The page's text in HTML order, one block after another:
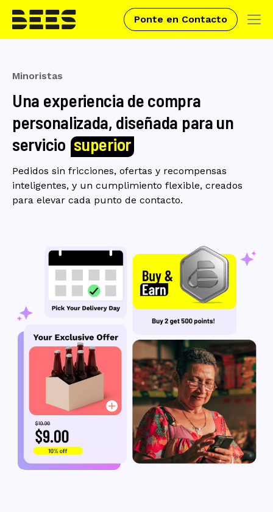
content
Ponte en Contacto
Minoristas
Una experiencia de compra
personalizada, diseñada para un
servicio superior
Pedidos sin fricciones, ofertas y recompensas
inteligentes, y un cumplimiento flexible, creados
para elevar cada punto de contacto.